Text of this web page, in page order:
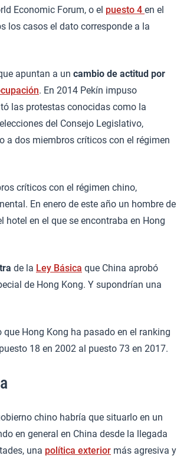
Economic Forum, o el puesto 4 en el
los casos el dato corresponde a la
apuntan a un cambio de actitud por
. En 2014 Pekín impuso
las protestas conocidas como la
del Consejo Legislativo,
a dos miembros críticos con el régimen
críticos con el régimen chino,
En enero de este año un hombre de
hotel en el que se encontraba en Hong
de la Ley Básica que China aprobó
de Hong Kong. Y supondrían una
Hong Kong ha pasado en el ranking
18 en 2002 al puesto 73 en 2017.
chino habría que situarlo en un
en general en China desde la llegada
una política exterior más agresiva y